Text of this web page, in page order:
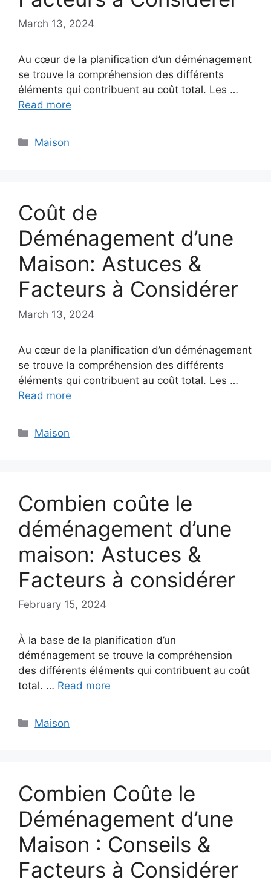
March 13, 2024
Au cœur de la planification d’un déménagement
se trouve la compréhension des différents
éléments qui contribuent au coût total. Les …
Read more
Categories
Maison
Coût de
Déménagement d’une
Maison: Astuces &
Facteurs à Considérer
March 13, 2024
Au cœur de la planification d’un déménagement
se trouve la compréhension des différents
éléments qui contribuent au coût total. Les …
Read more
Categories
Maison
Combien coûte le
déménagement d’une
maison: Astuces &
Facteurs à considérer
February 15, 2024
À la base de la planification d’un
déménagement se trouve la compréhension
des différents éléments qui contribuent au coût
total. … Read more
Categories
Maison
Combien Coûte le
Déménagement d’une
Maison : Conseils &
Facteurs à Considérer